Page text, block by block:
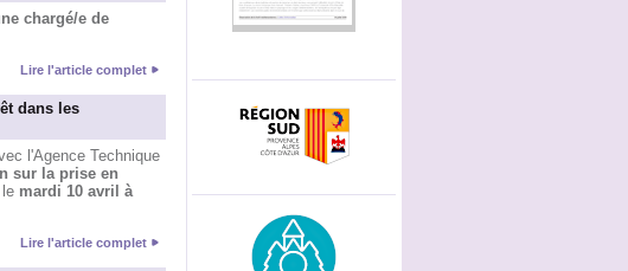
chargé/e de
Lire l'article complet
dans les
l'Agence Technique
sur la prise en
mardi 10 avril à
Lire l'article complet